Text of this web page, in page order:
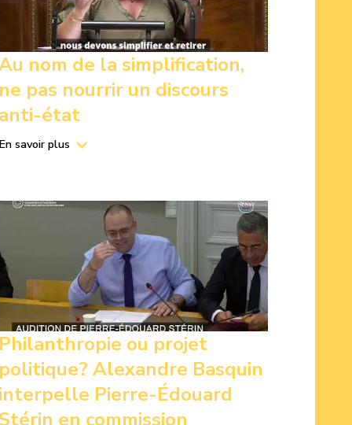
nom de la simplification,
ne pas nourrir un discours
anti-état
En savoir plus
Philanthropie ou projet
politique? Alexandre Basquin
interpelle Pierre-Édouard
Stérin en commission